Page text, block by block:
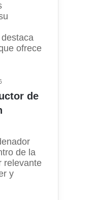
ofrece
de
de la
relevante
y